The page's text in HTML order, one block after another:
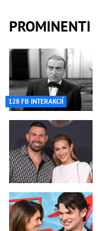
PROMINENTI
128 FB INTERAKCIÍ